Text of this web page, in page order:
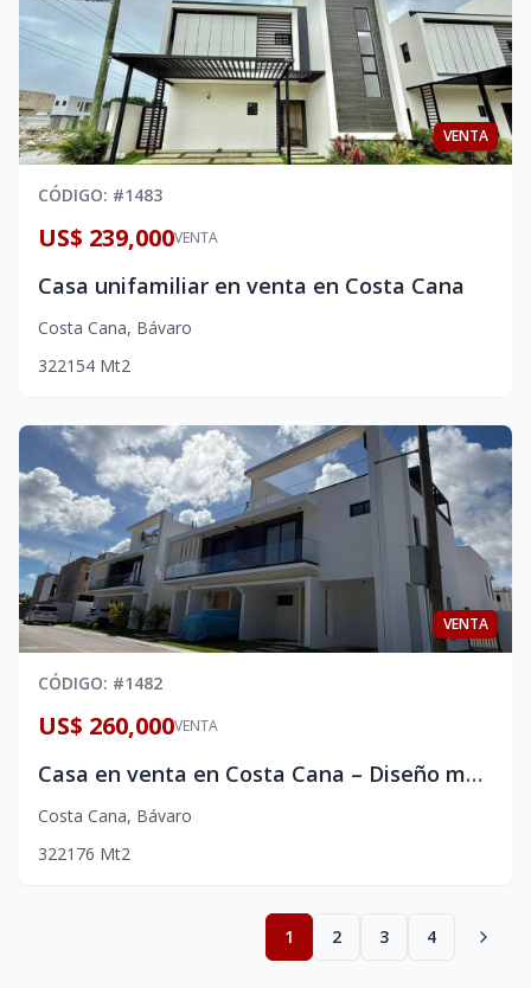
VENTA
CÓDIGO: #1483
VENTA
US$ 239,000
Casa unifamiliar en venta en Costa Cana
Costa Cana, Bávaro
322154 Mt2
VENTA
CÓDIGO: #1482
VENTA
US$ 260,000
Casa en venta en Costa Cana – Diseño moderno, rooftop y ubicación estratégica
Costa Cana, Bávaro
322176 Mt2
1 2 3 4